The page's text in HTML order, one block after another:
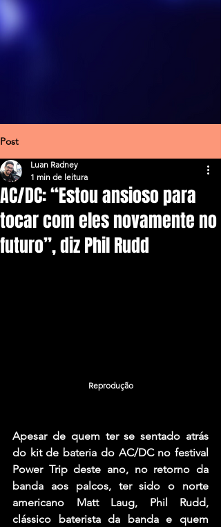
Post
AC/DC: “Estou ansioso para
tocar com eles novamente no
futuro”, diz Phil Rudd
Luan Radney
1 min de leitura
Reprodução
Apesar de quem ter se sentado atrás
do kit de bateria do AC/DC no festival
Power Trip deste ano, no retorno da
banda aos palcos, ter sido o norte
americano Matt Laug, Phil Rudd,
clássico baterista da banda e quem